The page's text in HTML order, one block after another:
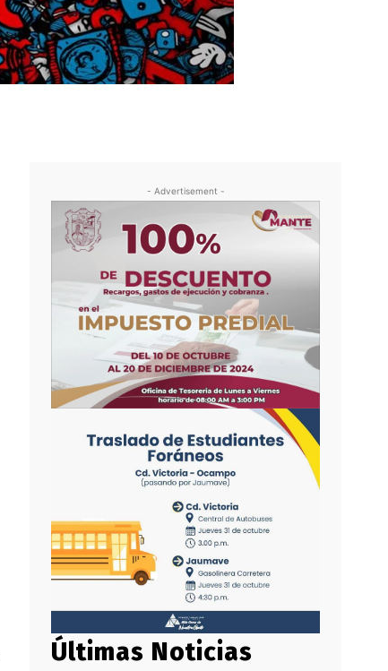
- Advertisement -
Últimas Noticias